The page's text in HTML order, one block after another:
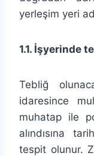
yerleşim yeri
1.1. İşyerinde
Tebliğ
idaresince
muhatap ile
alındısına
tespit olunur.